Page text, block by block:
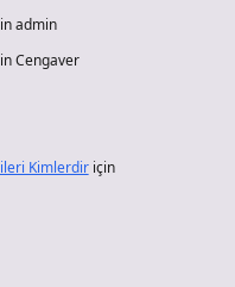
admin
Cengaver
Kimlerdiriçin